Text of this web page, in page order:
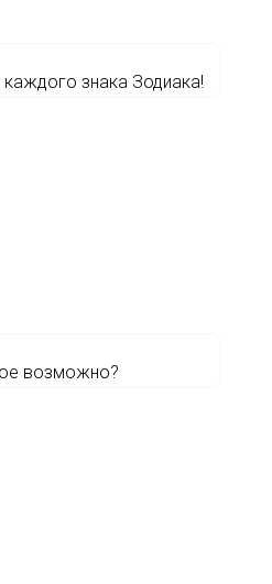
знака Зодиака!
возможно?